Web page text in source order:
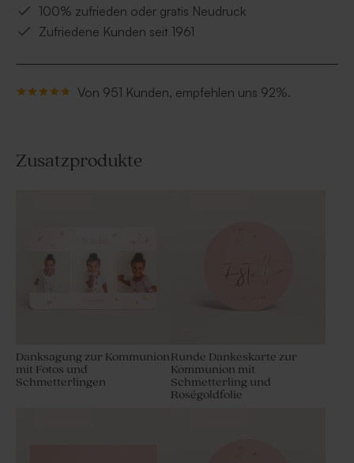
100% zufrieden oder gratis Neudruck
Zufriedene Kunden seit 1961
Von 951 Kunden, empfehlen uns 92%.
Zusatzprodukte
Danksagung zur Kommunion
mit Fotos und
Schmetterlingen
Runde Dankeskarte zur
Kommunion mit
Schmetterling und
Roségoldfolie